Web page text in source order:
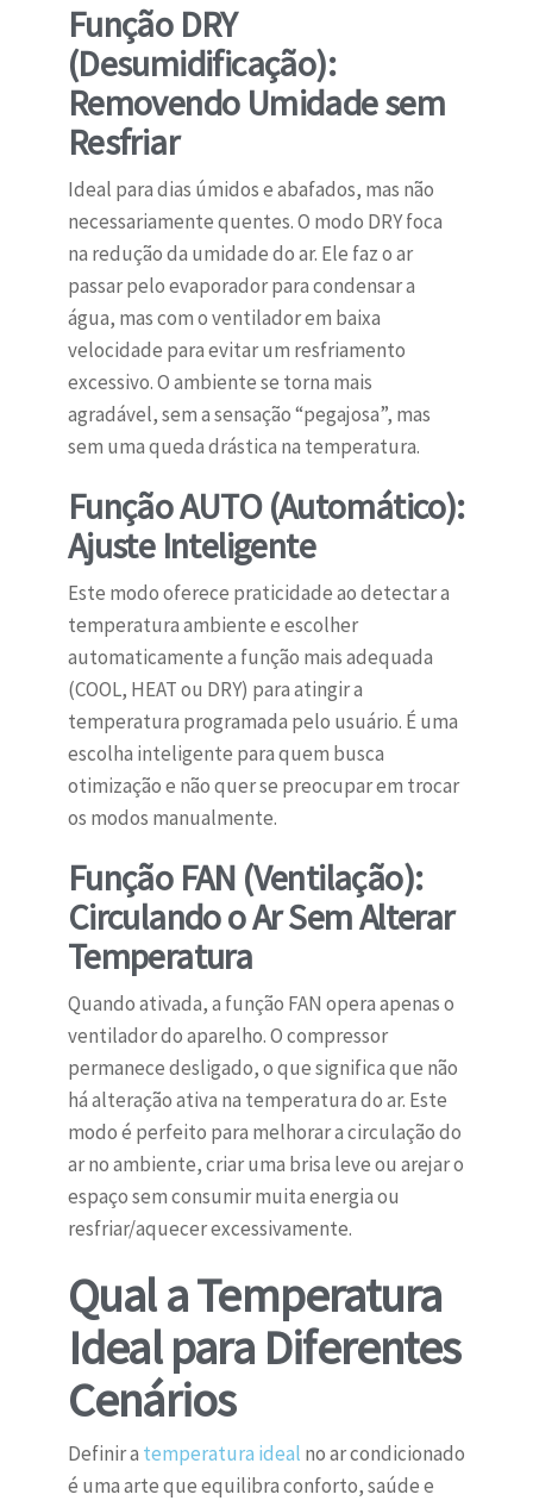
Função DRY
(Desumidificação):
Removendo Umidade sem
Resfriar
Ideal para dias úmidos e abafados, mas não
necessariamente quentes. O modo DRY foca
na redução da umidade do ar. Ele faz o ar
passar pelo evaporador para condensar a
água, mas com o ventilador em baixa
velocidade para evitar um resfriamento
excessivo. O ambiente se torna mais
agradável, sem a sensação “pegajosa”, mas
sem uma queda drástica na temperatura.
Função AUTO (Automático):
Ajuste Inteligente
Este modo oferece praticidade ao detectar a
temperatura ambiente e escolher
automaticamente a função mais adequada
(COOL, HEAT ou DRY) para atingir a
temperatura programada pelo usuário. É uma
escolha inteligente para quem busca
otimização e não quer se preocupar em trocar
os modos manualmente.
Função FAN (Ventilação):
Circulando o Ar Sem Alterar
Temperatura
Quando ativada, a função FAN opera apenas o
ventilador do aparelho. O compressor
permanece desligado, o que significa que não
há alteração ativa na temperatura do ar. Este
modo é perfeito para melhorar a circulação do
ar no ambiente, criar uma brisa leve ou arejar o
espaço sem consumir muita energia ou
resfriar/aquecer excessivamente.
Qual a Temperatura
Ideal para Diferentes
Cenários
Definir a temperatura ideal no ar condicionado
é uma arte que equilibra conforto, saúde e